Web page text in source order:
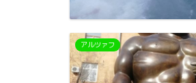
アルツァフ